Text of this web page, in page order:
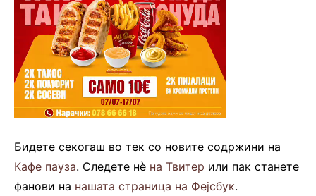
Бидете секогаш во тек со новите содржини на
Кафе пауза. Следете нè на Твитер или пак станете
фанови на нашата страница на Фејсбук.